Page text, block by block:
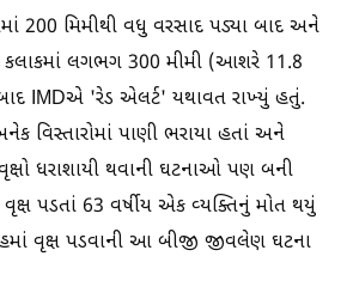
200 મિમીથી વધુ વરસાદ પડ્યા બાદ અને
કલાકમાં લગભગ 300 મીમી (આશરે 11.8
IMDએ 'રેડ એલર્ટ' યથાવત રાખ્યું હતું.
વિસ્તારોમાં પાણી ભરાયા હતાં અને
વૃક્ષો ધરાશાયી થવાની ઘટનાઓ પણ બની
વૃક્ષ પડતાં 63 વર્ષીય એક વ્યક્તિનું મોત થયું
વૃક્ષ પડવાની આ બીજી જીવલેણ ઘટના